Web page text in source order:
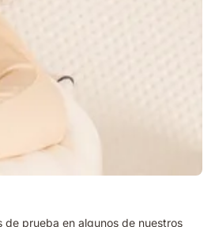
prueba en algunos de nuestros